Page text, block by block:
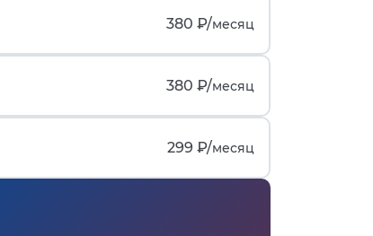
380 ₽/месяц
380 ₽/месяц
299 ₽/месяц